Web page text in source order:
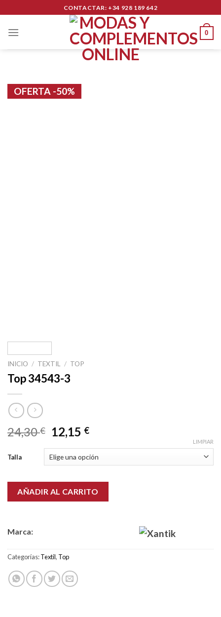
content
CONTACTAR: +34 928 189 642
0
OFERTA -50%
INICIO / TEXTIL / TOP
Top 34543-3
24,30€ 12,15 €
Talla
LIMPIAR
AÑADIR AL CARRITO
Marca:
Categorías:Textil, Top